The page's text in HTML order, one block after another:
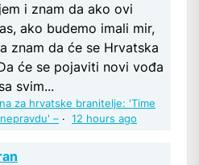
i znam da ako ovi
ako budemo imali mir,
znam da će se Hrvatska
će se pojaviti novi vođa
svim...
za hrvatske branitelje: 'Time
– · 12 hours ago